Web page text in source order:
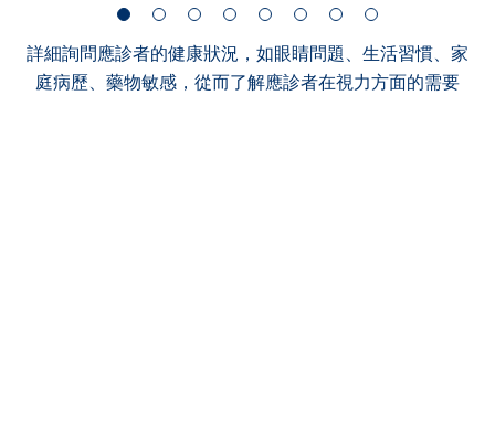
詳細詢問應診者的健康狀況，如眼睛問題、生活習慣、家
庭病歷、藥物敏感，從而了解應診者在視力方面的需要